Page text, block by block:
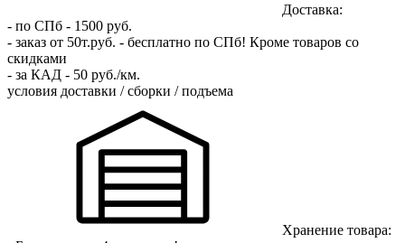
Доставка:
- по СПб - 1500 руб.
- заказ от 50т.руб. - бесплатно по СПб! Кроме товаров со
скидками
- за КАД - 50 руб./км.
условия доставки / сборки / подъема
Хранение товара: